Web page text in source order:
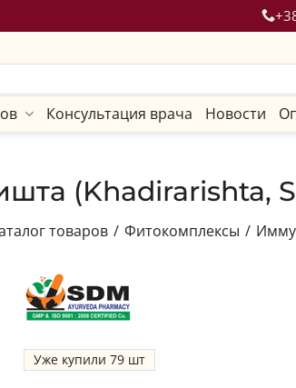
Консультация врача Новости
(Khadirarishta,
товаров / Фитокомплексы /
Уже купили 79